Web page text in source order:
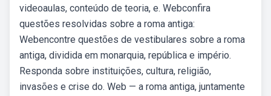
videoaulas, conteúdo de teoria, e. Webconfira
questões resolvidas sobre a roma antiga:
Webencontre questões de vestibulares sobre a roma
antiga, dividida em monarquia, república e império.
Responda sobre instituições, cultura, religião,
invasões e crise do. Web — a roma antiga, juntamente